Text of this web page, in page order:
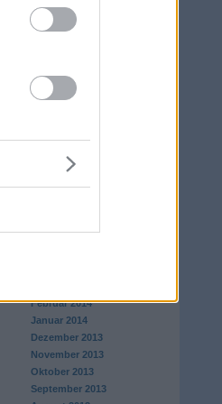
Juli 2015
Juni 2015
März 2015
Februar 2015
Oktober 2014
Juni 2014
Februar 2014
Januar 2014
Dezember 2013
November 2013
Oktober 2013
September 2013